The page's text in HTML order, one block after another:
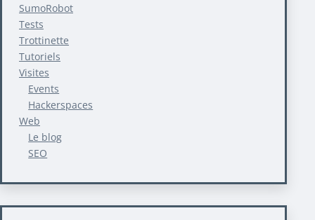
SumoRobot
Tests
Trottinette
Tutoriels
Visites
Events
Hackerspaces
Web
Le blog
SEO